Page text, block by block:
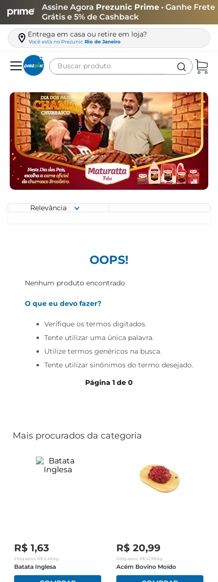
Assine Agora Prezunic Prime • Ganhe Frete
Grátis e 5% de Cashback
Entrega em casa ou retire em loja?
Você está no Prezunic Rio de Janeiro
Buscar produto
Relevância
OOPS!
Nenhum produto encontrado
O que eu devo fazer?
Verifique os termos digitados.
Tente utilizar uma única palavra.
Utilize termos genéricos na busca.
Tente utilizar sinônimos do termo desejado.
Página 1de 0
Mais procurados da categoria
R$ 1,63
250g aprox. •R$ 6,49/kg
Batata Inglesa
R$ 20,99
500gaprox. •R$ 41,98/kg
Acém Bovino Moído
carne
leite
café
queijo
arroz
azeite
biscoito